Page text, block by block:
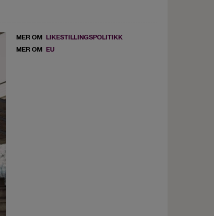
MER OM LIKESTILLINGSPOLITIKK
MER OM EU